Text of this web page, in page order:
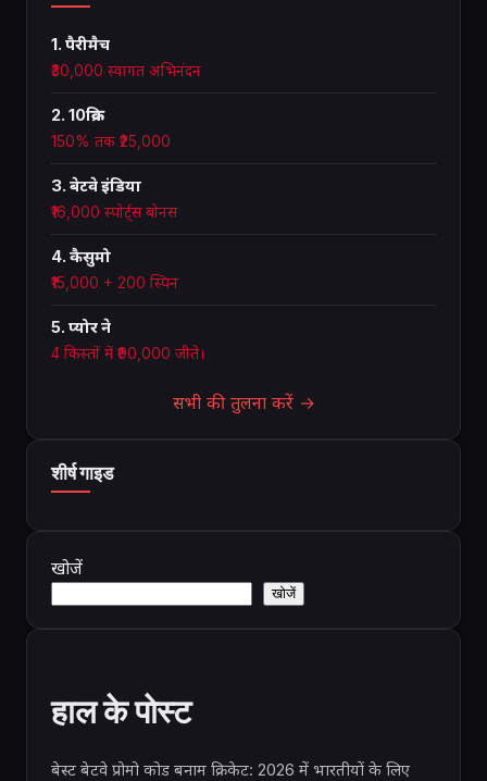
1. पैरीमैच
₹30,000 स्वागत अभिनंदन
2. 10क्रिक
150% तक ₹25,000
3. बेटवे इंडिया
₹16,000 स्पोर्ट्स बोनस
4. कैसुमो
₹15,000 + 200 स्पिन
5. प्योर ने
4 किस्तों में ₹90,000 जीते।
सभी की तुलना करें →
शीर्ष गाइड
खोजें
खोजें
हाल के पोस्ट
बेस्ट बेटवे प्रोमो कोड बनाम क्रिकेट: 2026 में भारतीयों के लिए